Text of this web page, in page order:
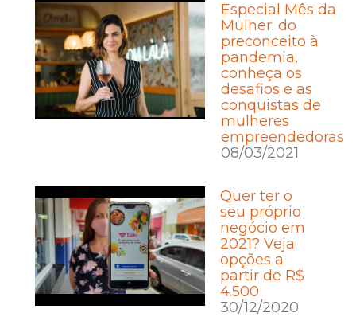
Especial Mês da
Mulher: do
preconceito à
pandemia,
conheça os
desafios e as
conquistas de
mulheres
empreendedoras
08/03/2021
Quer ter o
seu próprio
negócio em
2021? Veja
opções a
partir de R$
4.500
30/12/2020